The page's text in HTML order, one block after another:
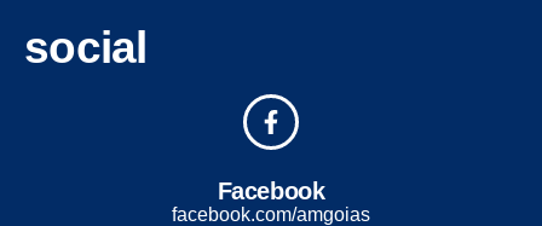
social
Facebook
facebook.com/amgoias